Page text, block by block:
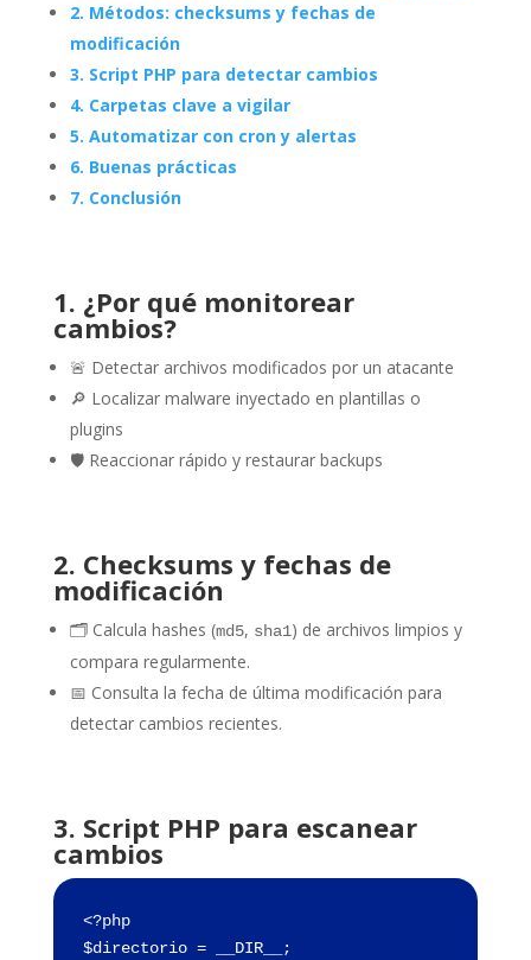
2. Métodos: checksums y fechas de
modificación
3. Script PHP para detectar cambios
4. Carpetas clave a vigilar
5. Automatizar con cron y alertas
6. Buenas prácticas
7. Conclusión
1. ¿Por qué monitorear
cambios?
🚨 Detectar archivos modificados por un atacante
🔎 Localizar malware inyectado en plantillas o
plugins
🛡️ Reaccionar rápido y restaurar backups
2. Checksums y fechas de
modificación
🗂️ Calcula hashes (md5, sha1) de archivos limpios y
compara regularmente.
📅 Consulta la fecha de última modificación para
detectar cambios recientes.
3. Script PHP para escanear
cambios
<?php
$directorio = __DIR__;